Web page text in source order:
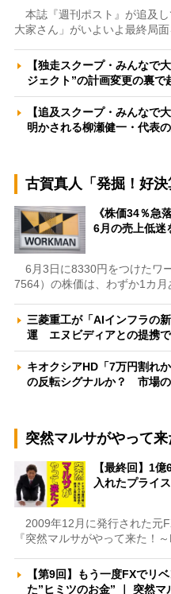
本誌『週刊ポスト』が追及
大家さん」がいよいよ最終局
【独走スクープ・みんなで
ジェクト”の計画変更の裏
【追及スクープ・みんなで
明かされる柳瀬健一・代表
古賀真人「発掘！好決
《株価34％急
6月の売上低
6月3日に8330円をつけたワ
7564）の株価は、わずか1カ
三菱重工が「AIインフラの
運 エヌビディアとの提携
キオクシアHD「7万円割れ
の反転シグナルか？ 市場
突然マルサがやって来
【最終回】1
入れたプライ
2009年12月に発行された元
『突然マルサがやって来た！
【第9回】もう一度FXでリ
た”ヒミツのお金” ｜ 突然